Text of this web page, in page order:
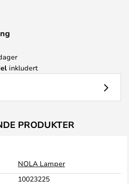
inkludert
PRODUKTER
NOLA Lamper
10023225